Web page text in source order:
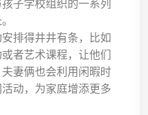
子学校组织的一系列
排得井井有条，比如
者艺术课程，让他们
妻俩也会利用闲暇时
动，为家庭增添更多